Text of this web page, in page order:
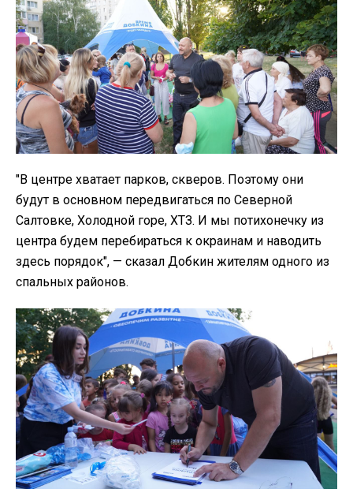
"В центре хватает парков, скверов. Поэтому они
будут в основном передвигаться по Северной
Салтовке, Холодной горе, ХТЗ. И мы потихонечку из
центра будем перебираться к окраинам и наводить
здесь порядок", — сказал Добкин жителям одного из
спальных районов.